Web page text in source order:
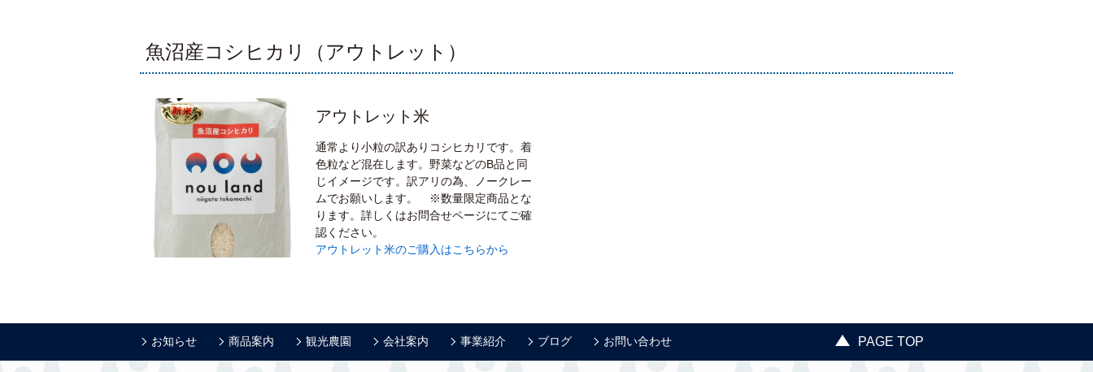
魚沼産コシヒカリ（アウトレット）
アウトレット米
通常より小粒の訳ありコシヒカリです。着
色粒など混在します。野菜などのB品と同
じイメージです。訳アリの為、ノークレー
ムでお願いします。 ※数量限定商品とな
ります。詳しくはお問合せページにてご確
認ください。
アウトレット米のご購入はこちらから
お知らせ 商品案内 観光農園 会社案内 事業紹介 ブログ お問い合わせ PAGE TOP